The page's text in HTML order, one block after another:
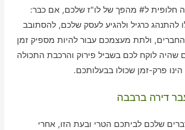
חלופית ל# מהפך של לו"ז שלכם, אם כבר:
להתנהג כרגיל ולהגיע לעסק שלכם, להסתובב
ולתת מעצמכם עבור להיות מספיק זמן
שהיה לוקח לכם בשביל פירוק והרכבת התכולה
פרק-זמן שכולו בבעלותכם.
דירה ברבבה
שלכם לביתכם הטרי ובעת הזו, אחרי